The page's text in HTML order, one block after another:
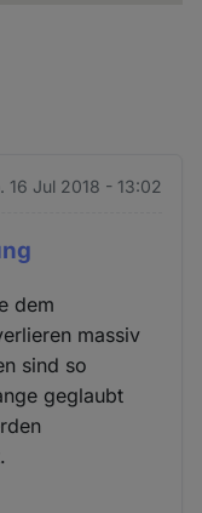
16 Jul 2018 - 13:02
dem
massiv
sind so
geglaubt